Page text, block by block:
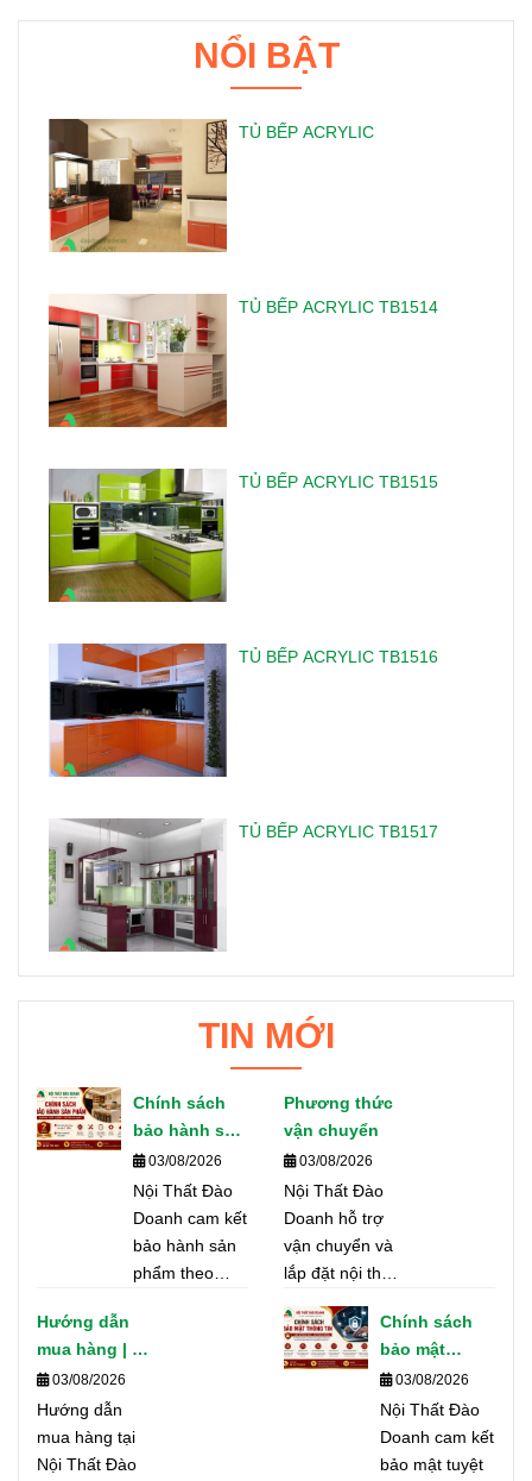
NỔI BẬT
TỦ BẾP ACRYLIC
TỦ BẾP ACRYLIC TB1514
TỦ BẾP ACRYLIC TB1515
TỦ BẾP ACRYLIC TB1516
TỦ BẾP ACRYLIC TB1517
TIN MỚI
Chính sách
bảo hành sản
phẩm
03/08/2026
Nội Thất Đào
Doanh cam kết
bảo hành sản
phẩm theo
lượng, hỗ trợ
nhằm đảm bảo
quyền lợi tốt
Phương thức
vận chuyển
03/08/2026
Nội Thất Đào
Doanh hỗ trợ
vận chuyển và
lắp đặt nội thất,
TP. Hồ Chí Minh
và các tỉnh
thành. Cam kết
giao hàng đúng
tiến độ, an toàn
và đúng theo
Hướng dẫn
mua hàng | Nội
Thất Đào
Doanh
03/08/2026
Hướng dẫn
mua hàng tại
Nội Thất Đào
Chính sách
bảo mật
thông tin |
Nội Thất Đào
Doanh
03/08/2026
Nội Thất Đào
Doanh cam kết
bảo mật tuyệt